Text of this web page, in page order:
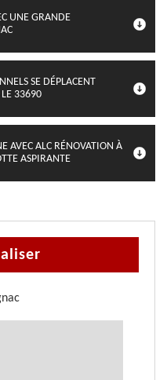
UNE GRANDE
SE DÉPLACENT
LE 33690
AVEC ALC RÉNOVATION À
ASPIRANTE